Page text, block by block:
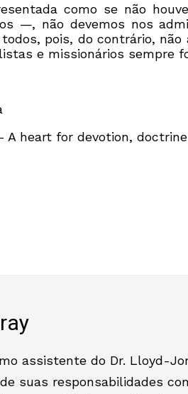
como se não
—, não devemos nos
pois, do contrário,
e missionários sempre
A heart for devotion, doctrine
assistente do Dr. Lloyd-
suas responsabilidades